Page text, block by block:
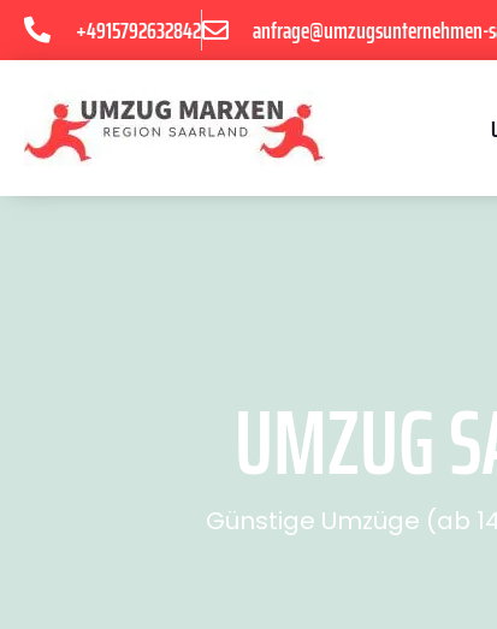
+4915792632842 anfrage@umzugsunternehmen-
UMZUG
Günstige Umzüge (ab